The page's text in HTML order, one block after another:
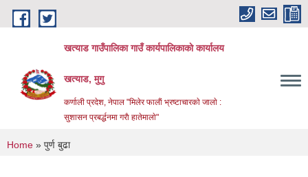
Skip to main content
खत्याड गाउँपालिका गाउँ कार्यपालिकाकाे कार्यालय
खत्याड, मुगु
कर्णाली प्रदेश, नेपाल "मिलेर फालाैं भ्रष्टाचारकाे जालाे :
सुशासन प्रबर्द्धनमा गराै‌ हातेमालाे"
You are here
Home » पुर्ण बुढा